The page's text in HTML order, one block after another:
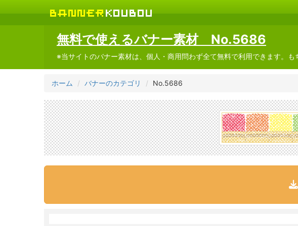
無料で使えるバナー素材 No.5686
※当サイトのバナー素材は、個人・商用問わず全て無料で利用できます。
ホーム バナーのカテゴリ No.5686